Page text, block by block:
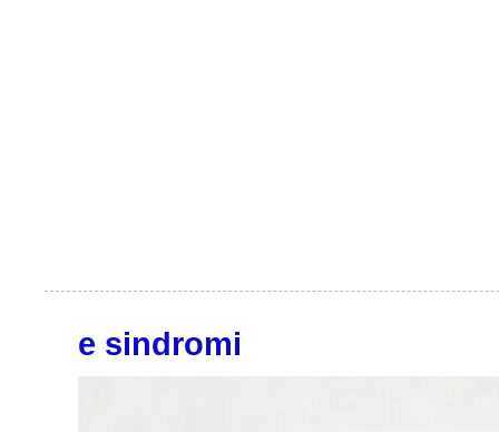
e sindromi